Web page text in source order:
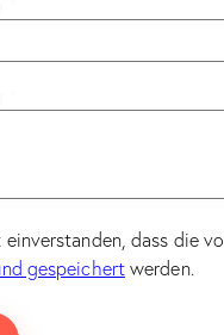
dass die
gespeichertwerden.